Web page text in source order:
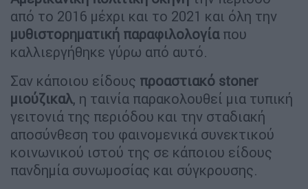
από το 2016 μέχρι και το 2021 και όλη την
μυθιστορηματική παραφιλολογίαπου
καλλιεργήθηκε γύρω από αυτό.
Σαν κάποιου είδους προαστιακό stoner
μιούζικαλ, η ταινία παρακολουθεί μια τυπική
γειτονιά της περιόδου και την σταδιακή
αποσύνθεση του φαινομενικά συνεκτικού
κοινωνικού ιστού της σε κάποιου είδους
πανδημία συνωμοσίας και σύγκρουσης.